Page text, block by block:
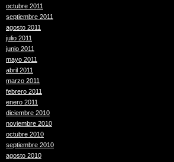
octubre 2011
septiembre 2011
agosto 2011
julio 2011
junio 2011
mayo 2011
abril 2011
marzo 2011
febrero 2011
enero 2011
diciembre 2010
noviembre 2010
octubre 2010
septiembre 2010
agosto 2010